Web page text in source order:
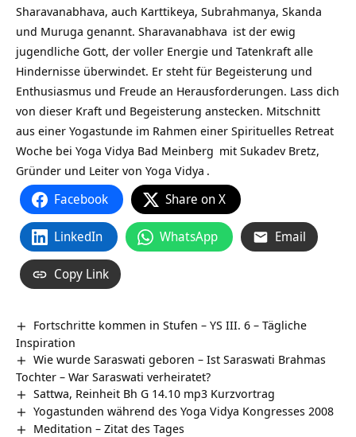
Sharavanabhava, auch Karttikeya, Subrahmanya, Skanda
und Muruga genannt. Sharavanabhava ist der ewig
jugendliche Gott, der voller Energie und Tatenkraft alle
Hindernisse überwindet. Er steht für Begeisterung und
Enthusiasmus und Freude an Herausforderungen. Lass dich
von dieser Kraft und Begeisterung anstecken. Mitschnitt
aus einer Yogastunde im Rahmen einer Spirituelles Retreat
Woche bei Yoga Vidya Bad Meinberg mit Sukadev Bretz,
Gründer und Leiter von Yoga Vidya .
Facebook Share on X
LinkedIn WhatsApp Email
Copy Link
Fortschritte kommen in Stufen – YS III. 6 – Tägliche
Inspiration
Wie wurde Saraswati geboren – Ist Saraswati Brahmas
Tochter – War Saraswati verheiratet?
Sattwa, Reinheit Bh G 14.10 mp3 Kurzvortrag
Yogastunden während des Yoga Vidya Kongresses 2008
Meditation – Zitat des Tages